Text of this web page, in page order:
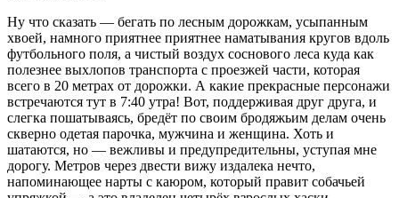
Ну что сказать — бегать по лесным дорожкам, усыпанным
хвоей, намного приятнее приятнее наматывания кругов вдоль
футбольного поля, а чистый воздух соснового леса куда как
полезнее выхлопов транспорта с проезжей части, которая
всего в 20 метрах от дорожки. А какие прекрасные персонажи
встречаются тут в 7:40 утра! Вот, поддерживая друг друга, и
слегка пошатываясь, бредёт по своим бродяжьим делам очень
скверно одетая парочка, мужчина и женщина. Хоть и
шатаются, но — вежливы и предупредительны, уступая мне
дорогу. Метров через двести вижу издалека нечто,
напоминающее нарты с каюром, который правит собачьей